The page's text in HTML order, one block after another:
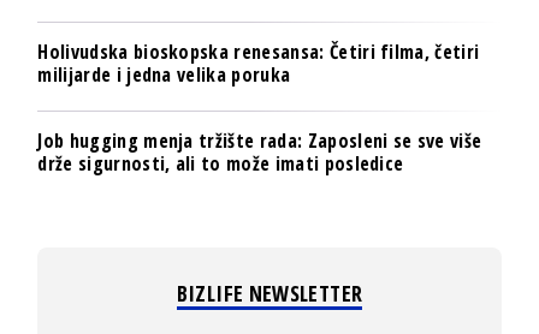
Holivudska bioskopska renesansa: Četiri filma, četiri
milijarde i jedna velika poruka
Job hugging menja tržište rada: Zaposleni se sve više
drže sigurnosti, ali to može imati posledice
BIZLIFE NEWSLETTER